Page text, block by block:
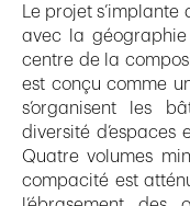
Le projet
avec la géographie
centre de la
est conçu comme
s’organisent les
diversité d’espaces
Quatre volumes
compacité est